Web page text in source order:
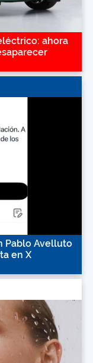
ahora
Pablo Avelluto
en X